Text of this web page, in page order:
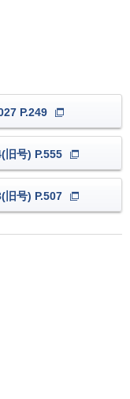
P.249
旧号) P.555
旧号) P.507